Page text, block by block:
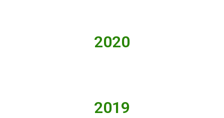
2020
2019